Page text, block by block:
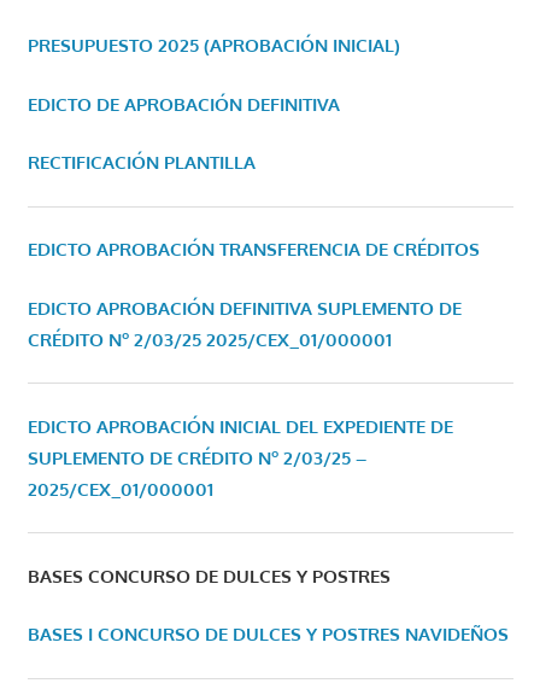
PRESUPUESTO 2025 (APROBACIÓN INICIAL)
EDICTO DE APROBACIÓN DEFINITIVA
RECTIFICACIÓN PLANTILLA
EDICTO APROBACIÓN TRANSFERENCIA DE CRÉDITOS
EDICTO APROBACIÓN DEFINITIVA SUPLEMENTO DE
CRÉDITO Nº 2/03/25 2025/CEX_01/000001
EDICTO APROBACIÓN INICIAL DEL EXPEDIENTE DE
SUPLEMENTO DE CRÉDITO Nº 2/03/25 –
2025/CEX_01/000001
BASES CONCURSO DE DULCES Y POSTRES
BASES I CONCURSO DE DULCES Y POSTRES NAVIDEÑOS